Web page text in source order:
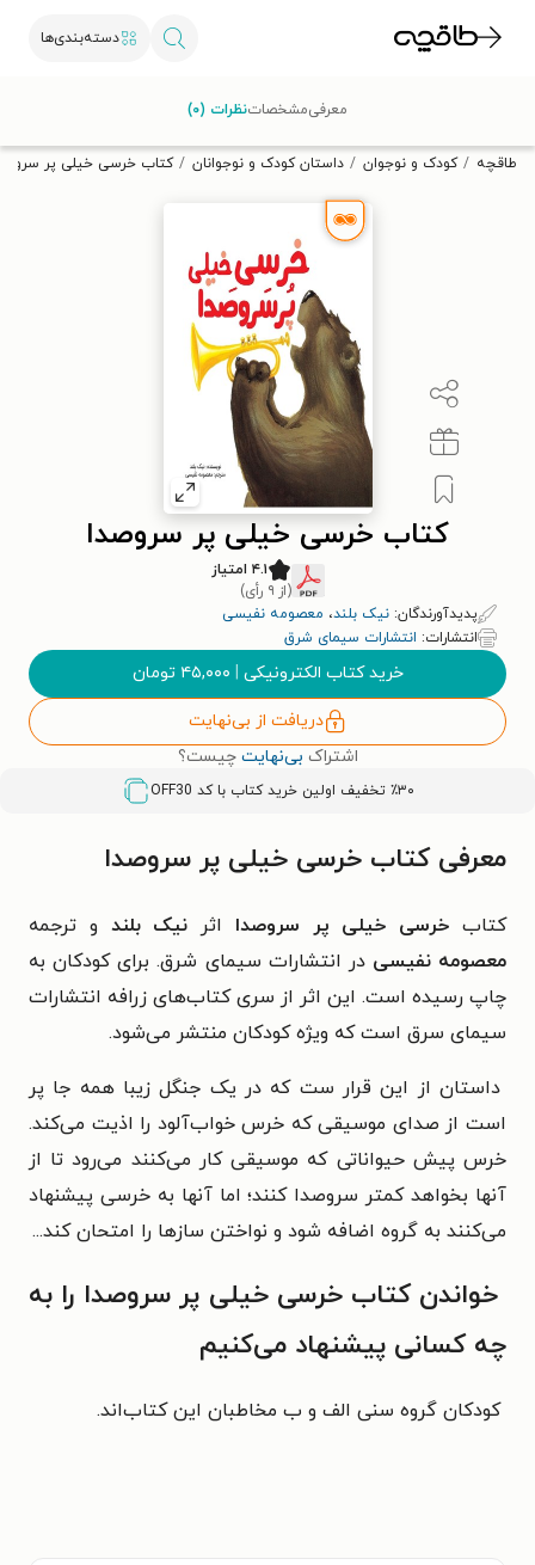
دسته‌بندی‌ها
تخفیف از طاقچه دریافت کن.
طاقچه کودک و نوجوان داستان کودک و نوجوانان کتاب خرسی خیلی پر
کتاب خرسی خیلی پر سروصدا
۴.۱ امتیاز
(از ۹ رأی)
پدیدآورندگان: نیک بلند، معصومه نفیسی
انتشارات: انتشارات سیمای شرق
خرید کتاب الکترونیکی | ۴۵,۰۰۰ تومان
دریافت از بی‌نهایت
اشتراک بی‌نهایت چیست؟
٪۳۰ تخفیف اولین خرید کتاب با کد OFF30
معرفیمشخصاتنظرات (۰)
معرفی کتاب خرسی خیلی پر سروصدا
کتاب خرسی خیلی پر سروصدا اثر نیک بلند و ترجمه
معصومه نفیسی در انتشارات سیمای شرق. برای کودکان به
چاپ رسیده است. این اثر از سری کتاب‌های زرافه انتشارات
سیمای سرق است که ویژه کودکان منتشر می‌شود.
داستان از این قرار ست که در یک جنگل زیبا همه جا پر
است از صدای موسیقی که خرس خواب‌آلود را اذیت می‌کند.
خرس پیش حیواناتی که موسیقی کار می‌کنند می‌رود تا از
آنها بخواهد کمتر سروصدا کنند؛ اما آنها به خرسی پیشنهاد
می‌کنند به گروه اضافه شود و نواختن سازها را امتحان کند...
خواندن کتاب خرسی خیلی پر سروصدا را به
چه کسانی پیشنهاد می‌کنیم
کودکان گروه سنی الف و ب مخاطبان این کتاب‌اند.